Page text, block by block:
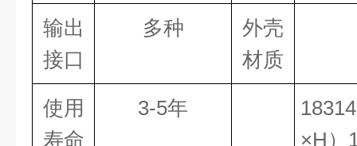
输出
接口
多种
外壳
材质
使用
寿命
3-5年
×H ）